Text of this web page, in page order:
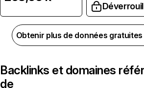
Obtenir plus de données
Backlinks et domaines
de